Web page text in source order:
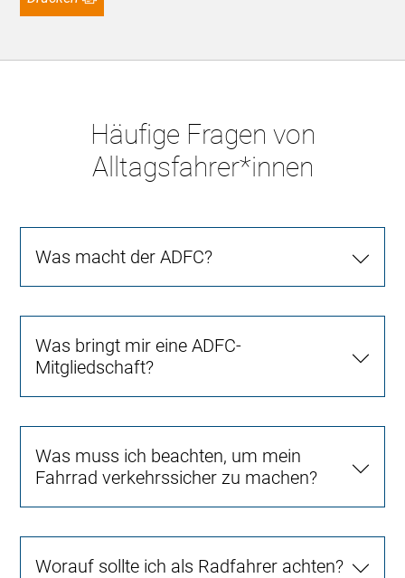
Häufige Fragen von
Alltagsfahrer*innen
Was macht der ADFC?
Was bringt mir eine ADFC-
Mitgliedschaft?
Was muss ich beachten, um mein
Fahrrad verkehrssicher zu machen?
Worauf sollte ich als Radfahrer achten?